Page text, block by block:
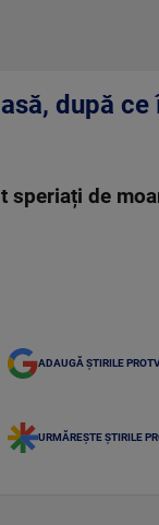
după
de
ADAUGĂ ȘTIRILE
URMĂREȘTE ȘTIRILE